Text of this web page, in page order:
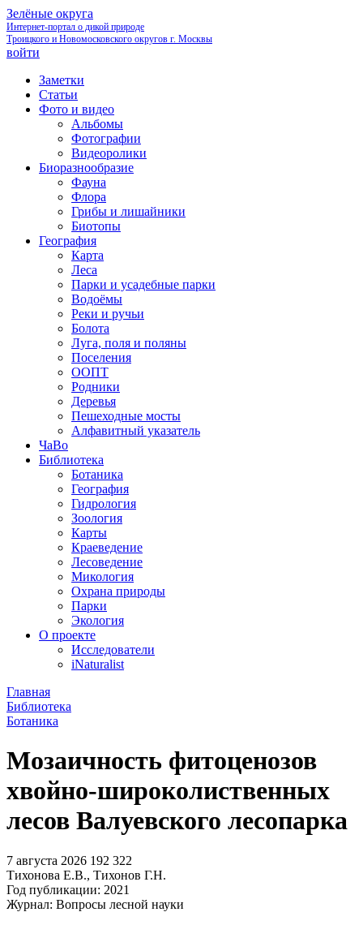
Зелёные округа
Интернет-портал о дикой природе
Троицкого и Новомосковского округов г. Москвы
войти
Заметки
Статьи
Фото и видео
Альбомы
Фотографии
Видеоролики
Биоразнообразие
Фауна
Флора
Грибы и лишайники
Биотопы
География
Карта
Леса
Парки и усадебные парки
Водоёмы
Реки и ручьи
Болота
Луга, поля и поляны
Поселения
ООПТ
Родники
Деревья
Пешеходные мосты
Алфавитный указатель
ЧаВо
Библиотека
Ботаника
География
Гидрология
Зоология
Карты
Краеведение
Лесоведение
Микология
Охрана природы
Парки
Экология
О проекте
Исследователи
iNaturalist
Главная
Библиотека
Ботаника
Мозаичность фитоценозов
хвойно-широколиственных
лесов Валуевского лесопарка
7 августа 2026 192 322
Тихонова Е.В., Тихонов Г.Н.
Год публикации: 2021
Журнал: Вопросы лесной науки